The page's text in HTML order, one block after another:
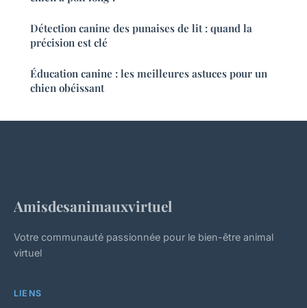
Détection canine des punaises de lit : quand la
précision est clé
Éducation canine : les meilleures astuces pour un
chien obéissant
Amisdesanimauxvirtuel
Votre communauté passionnée pour le bien-être animal
virtuel
LIENS